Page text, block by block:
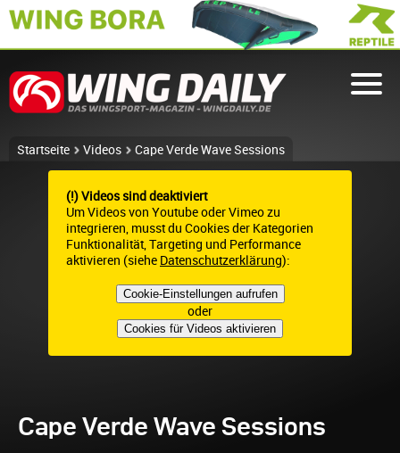
Startseite Videos Cape Verde Wave Sessions
(!) Videos sind deaktiviert
Um Videos von Youtube oder Vimeo zu
integrieren, musst du Cookies der Kategorien
Funktionalität, Targeting und Performance
aktivieren (siehe Datenschutzerklärung):
Cookie-Einstellungen aufrufen
oder
Cookies für Videos aktivieren
Cape Verde Wave Sessions